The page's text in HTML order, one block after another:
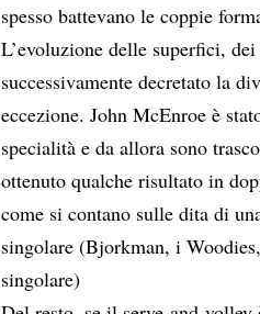
spesso battevano le coppie
L’evoluzione delle superfici,
successivamente decretato la
eccezione. John McEnroe è
specialità e da allora sono
ottenuto qualche risultato in
come si contano sulle dita di
singolare (Bjorkman, i
singolare)